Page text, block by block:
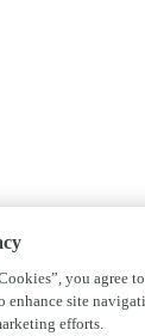
you agree
enhance site
efforts.